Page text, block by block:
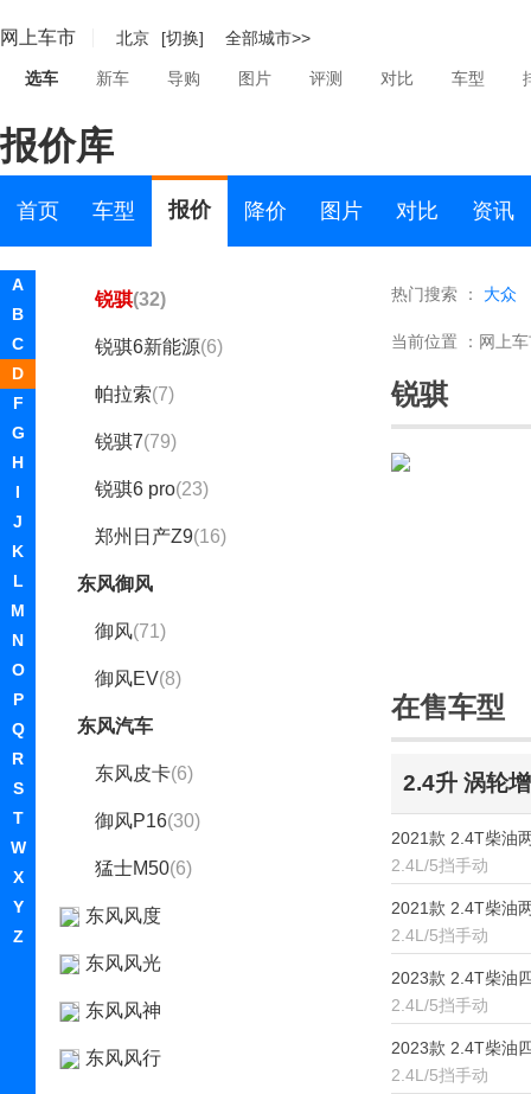
网上车市 北京 [切换] 全部城市>>
选车 新车 导购 图片 评测 对比 车型
报价库
首页 车型 报价 降价 图片 对比 资讯
A
B
C
D
F
G
H
I
J
K
L
M
N
O
P
Q
R
S
T
W
X
Y
Z
大众
东风
郑州日产
锐骐(32)
锐骐6新能源(6)
帕拉索(7)
锐骐7(79)
锐骐6 pro(23)
郑州日产Z9(16)
东风御风
御风(71)
御风EV(8)
东风汽车
东风皮卡(6)
御风P16(30)
猛士M50(6)
东风风度
东风风光
东风风神
东风风行
热门搜索 ： 大众
当前位置 ： 网上
锐骐
在售车型
2.4升 涡轮
2021款 2.4T柴油
2.4L/5挡手动
2021款 2.4T柴油
2.4L/5挡手动
2023款 2.4T柴油
2.4L/5挡手动
2023款 2.4T柴油
2.4L/5挡手动